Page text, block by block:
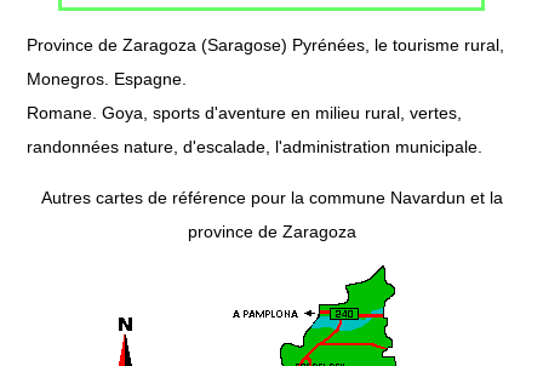
Province de Zaragoza (Saragose) Pyrénées, le tourisme rural,
Monegros. Espagne.
Romane. Goya, sports d'aventure en milieu rural, vertes,
randonnées nature, d'escalade, l'administration municipale.
Autres cartes de référence pour la commune Navardun et la
province de Zaragoza